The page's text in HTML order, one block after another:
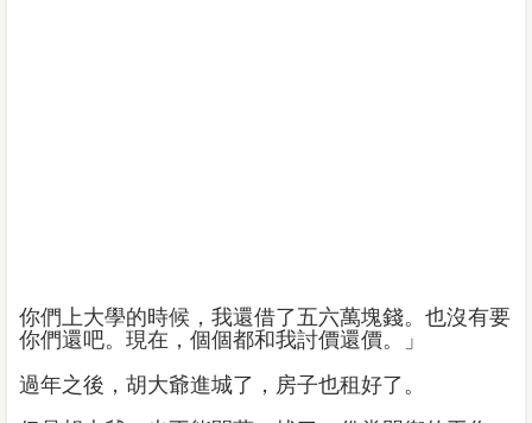
你們上大學的時候，我還借了五六萬塊錢。也沒有要
你們還吧。現在，個個都和我討價還價。」
過年之後，胡大爺進城了，房子也租好了。